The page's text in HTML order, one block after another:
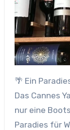
🌴 Ein
Das Cannes
nur eine
Paradies für